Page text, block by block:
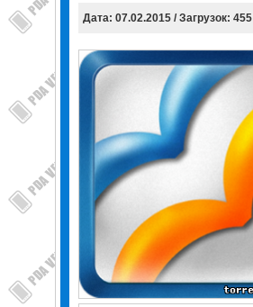
Дата: 07.02.2015 / Загрузок: 455